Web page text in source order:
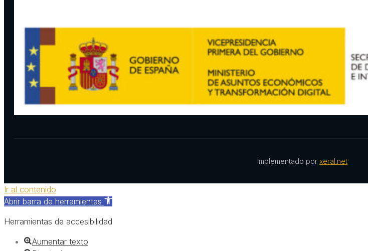
Implementado por xeral.net
Ir al contenido
Abrir barra de herramientas
Herramientas de accesibilidad
Aumentar texto